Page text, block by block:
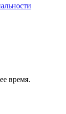
время.